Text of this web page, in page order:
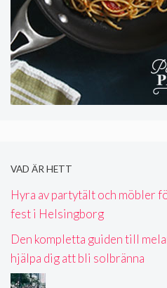
VAD ÄR HETT
Hyra av partytält och möbler
fest i Helsingborg
Den kompletta guiden till
hjälpa dig att bli solbränna